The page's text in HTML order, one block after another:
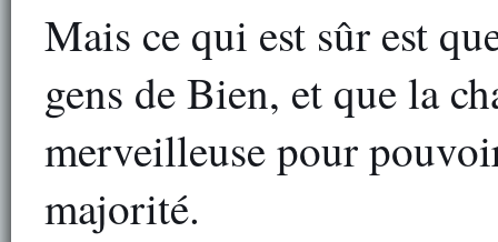
Mais ce qui est sûr est
gens de Bien, et que la
merveilleuse pour
majorité.